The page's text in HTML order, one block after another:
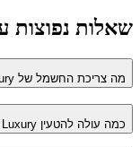
שאלות נפוצות
מה צריכת החשמל של MG Marvel 5 Luxury?
כמה עולה להטעין MG Marvel 5 Luxury?